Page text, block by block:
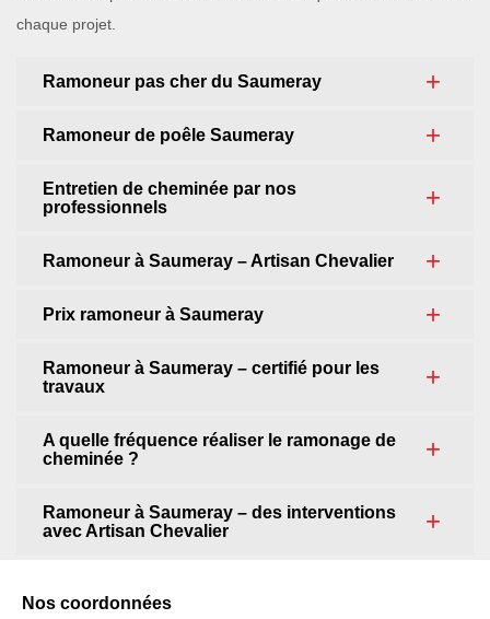
chaque projet.
Ramoneur pas cher du Saumeray
Ramoneur de poêle Saumeray
Entretien de cheminée par nos
professionnels
Ramoneur à Saumeray – Artisan Chevalier
Prix ramoneur à Saumeray
Ramoneur à Saumeray – certifié pour les
travaux
A quelle fréquence réaliser le ramonage de
cheminée ?
Ramoneur à Saumeray – des interventions
avec Artisan Chevalier
Nos coordonnées